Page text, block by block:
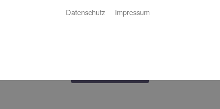
Ihr Badplaner
Datenschutz Impressum